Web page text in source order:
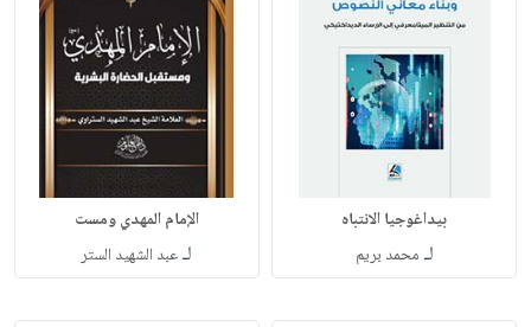
بيداغوجيا الانتباه
لـ محمد بريم
الإمام المهدي ومست
لـعبد الشهيد الستر